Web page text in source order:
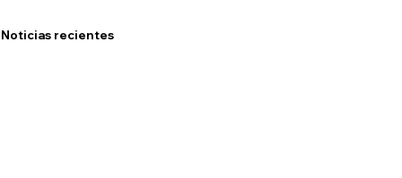
Noticias recientes